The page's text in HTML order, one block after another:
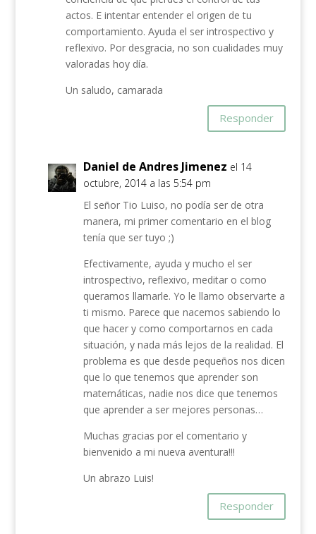
actos. E intentar entender el origen de tu
comportamiento. Ayuda el ser introspectivo y
reflexivo. Por desgracia, no son cualidades muy
valoradas hoy día.
Un saludo, camarada
Responder
Daniel de Andres Jimenez el 14
octubre, 2014 a las 5:54 pm
El señor Tio Luiso, no podía ser de otra
manera, mi primer comentario en el blog
tenía que ser tuyo ;)
Efectivamente, ayuda y mucho el ser
introspectivo, reflexivo, meditar o como
queramos llamarle. Yo le llamo observarte a
ti mismo. Parece que nacemos sabiendo lo
que hacer y como comportarnos en cada
situación, y nada más lejos de la realidad. El
problema es que desde pequeños nos dicen
que lo que tenemos que aprender son
matemáticas, nadie nos dice que tenemos
que aprender a ser mejores personas…
Muchas gracias por el comentario y
bienvenido a mi nueva aventura!!!
Un abrazo Luis!
Responder